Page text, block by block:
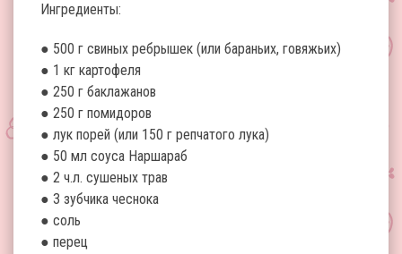
Ингредиенты:
● 500 г свиных ребрышек (или бараньих, говяжьих)
● 1 кг картофеля
● 250 г баклажанов
● 250 г помидоров
● лук порей (или 150 г репчатого лука)
● 50 мл соуса Наршараб
● 2 ч.л. сушеных трав
● 3 зубчика чеснока
● соль
● перец